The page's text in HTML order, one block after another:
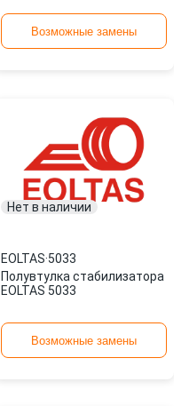
Возможные замены
Нет в наличии
EOLTAS·5033
Полувтулка стабилизатора
EOLTAS 5033
Возможные замены